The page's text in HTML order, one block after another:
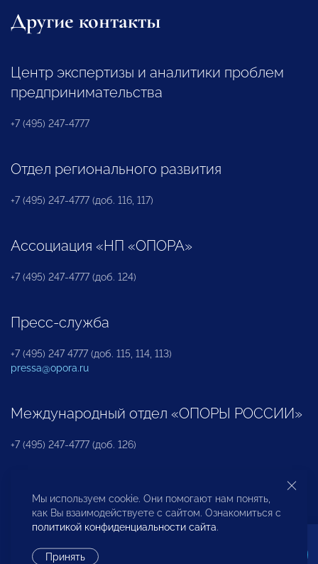
Другие контакты
Центр экспертизы и аналитики проблем
предпринимательства
+7 (495) 247-4777
Отдел регионального развития
+7 (495) 247-4777 (доб. 116, 117)
Ассоциация «НП «ОПОРА»
+7 (495) 247-4777 (доб. 124)
Пресс-служба
+7 (495) 247 4777 (доб. 115, 114, 113)
pressa@opora.ru
Международный отдел «ОПОРЫ РОССИИ»
+7 (495) 247-4777 (доб. 126)
Бюро по защите прав предпринимателей и
инвесторов
Мы используем cookie. Они помогают нам понять,
как Вы взаимодействуете с сайтом. Ознакомиться с
политикой конфиденциальности сайта.
Принять